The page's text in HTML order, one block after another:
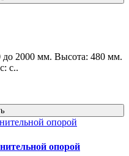
2000 мм. Высота: 480 мм.
с..
опорой